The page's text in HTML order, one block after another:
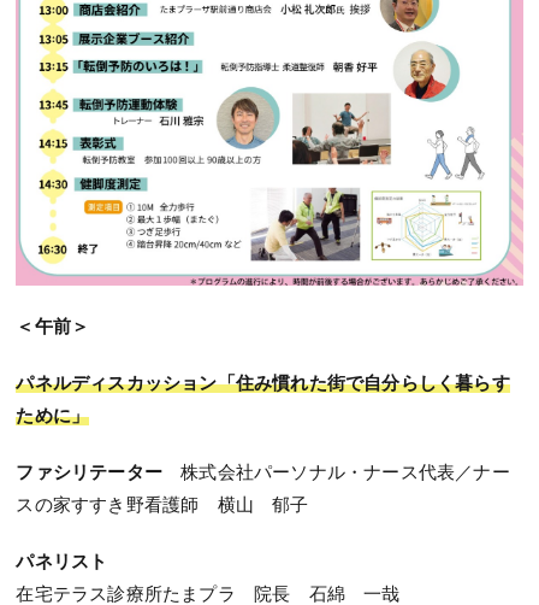
＜午前＞
パネルディスカッション「住み慣れた街で自分らしく暮らす
ために」
ファシリテーター 株式会社パーソナル・ナース代表／ナー
スの家すすき野看護師 横山 郁子
パネリスト
在宅テラス診療所たまプラ 院長 石綿 一哉